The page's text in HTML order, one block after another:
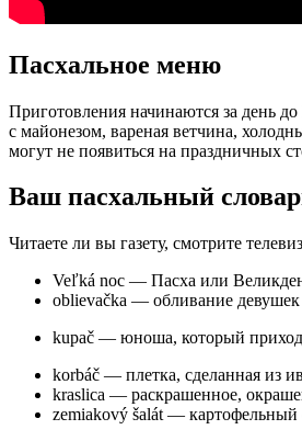
Пасхальное меню
Приготовления начинаются за день
с майонезом, вареная ветчина,
могут не появиться на праздничных
Ваш пасхальный
Читаете ли вы газету, смотрите
Veľká noc — Пасха или
oblievačka — обливание девушек
kupač — юноша, который
korbáč — плетка, сделанная из
kraslica — раскрашенное,
zemiakový šalát — картофельный